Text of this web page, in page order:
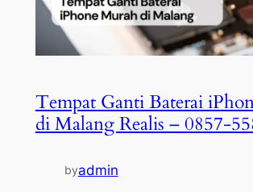
Tempat Ganti Baterai
di Malang Realis – 0857-
byadmin